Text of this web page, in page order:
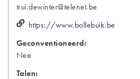
trui.dewinter@telenet.be
https://www.bollebuik.be
Geconventioneerd:
Nee
Talen: